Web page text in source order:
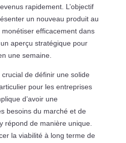
rapidement. L’objectif
un nouveau produit au
efficacement dans
aperçu stratégique pour
une semaine.
de définir une solide
pour les entreprises
d’avoir une
besoins du marché et de
répond de manière unique.
la viabilité à long terme de